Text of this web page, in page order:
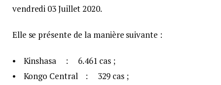
vendredi 03 Juillet 2020.
Elle se présente de la manière suivante :
• Kinshasa : 6.461 cas ;
• Kongo Central : 329 cas ;